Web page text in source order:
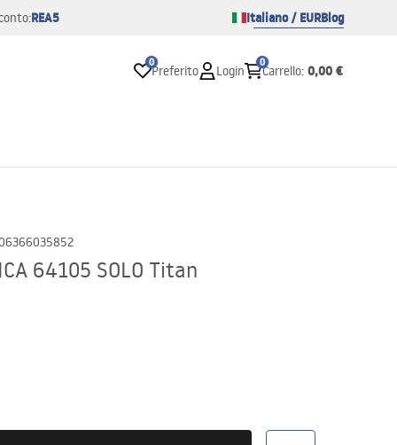
REA5 Italiano / EURBlog
0
Preferito Login
0
Carrello: 0,00 €
64105 SOLO Titan